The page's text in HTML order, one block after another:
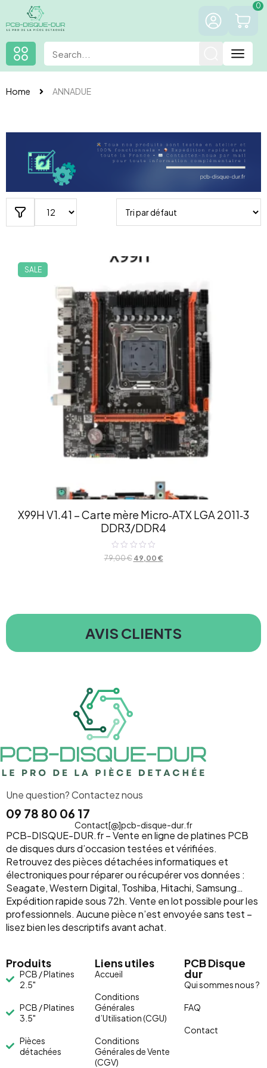
0
Home ANNADUE
SALE
X99H V1.41 – Carte mère Micro‑ATX LGA 2011‑3
DDR3/DDR4
Note
0
79,00€ 49,00 €
AVIS CLIENTS
Une question? Contactez nous
09 78 80 06 17
Contact[@]pcb-disque-dur.fr
PCB-DISQUE-DUR.fr – Vente en ligne de platines PCB
de disques durs d’occasion testées et vérifiées.
Retrouvez des pièces détachées informatiques et
électroniques pour réparer ou récupérer vos données :
Seagate, Western Digital, Toshiba, Hitachi, Samsung…
Expédition rapide sous 72h. Vente en lot possible pour les
professionnels. Aucune pièce n’est envoyée sans test –
lisez bien les descriptifs avant achat.
Produits
PCB / Platines
2.5"
PCB / Platines
3.5"
Pièces
détachées
Liens utiles
Accueil
Conditions
Générales
d’Utilisation (CGU)
Conditions
Générales de Vente
(CGV)
PCB Disque
dur
Qui sommes nous ?
FAQ
Contact